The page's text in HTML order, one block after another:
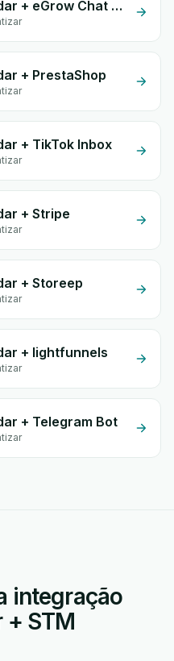
Google Calendar + eGrow Chat Widget
+ PrestaShop
+ TikTok Inbox
+ Stripe
+ Storeep
+ lightfunnels
+ Telegram Bot
integração
+ STM